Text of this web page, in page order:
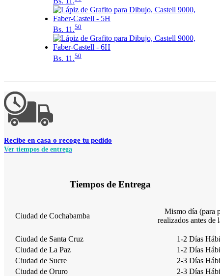
Bs. 11.50
Bs. 11.50
Recibe en casa o recoge tu pedido
Ver tiempos de entrega
Tiempos de Entrega
Ciudad de Cochabamba
Mismo día (para
realizados antes de
Ciudad de Santa Cruz
1-2 Días
Ciudad de La Paz
1-2 Días
Ciudad de Sucre
2-3 Días
Ciudad de Oruro
2-3 Días